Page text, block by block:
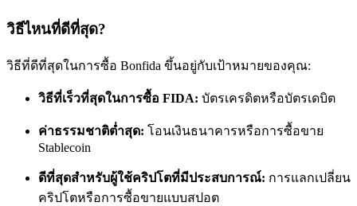
ข้อมูล
การวิเคราะห์ข้อมูลขนาดใหญ่ รวมถึงข้อมูลการค้า ฯลฯ
วิธีไหนที่ดีที่สุด?
วิธีที่ดีที่สุดในการซื้อ Bonfida ขึ้นอยู่กับเป้าหมายของคุณ:
วิธีที่เร็วที่สุดในการซื้อ FIDA: บัตรเครดิตหรือบัตรเดบิต
ค่าธรรมชาติต่ำสุด: โอนเงินธนาคารหรือการซื้อขาย
Stablecoin
ดีที่สุดสำหรับผู้ใช้คริปโตที่มีประสบการณ์: การแลกเปลี่ยน
คริปโตหรือการซื้อขายแบบสปอต